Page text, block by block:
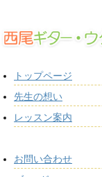
トップページ
先生の想い
レッスン案内
お問い合わせ